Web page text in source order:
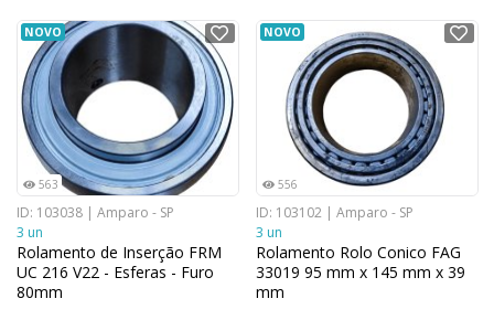
NOVO
563
ID: 103038 | Amparo - SP
3 un
Rolamento de Inserção FRM
UC 216 V22 - Esferas - Furo
80mm
NOVO
556
ID: 103102 | Amparo - SP
3 un
Rolamento Rolo Conico FAG
33019 95 mm x 145 mm x 39
mm